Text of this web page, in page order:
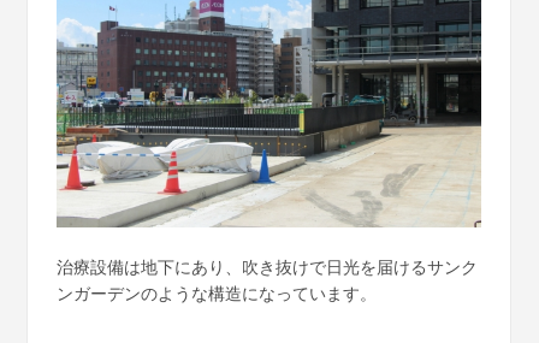
治療設備は地下にあり、吹き抜けで日光を届けるサンク
ンガーデンのような構造になっています。